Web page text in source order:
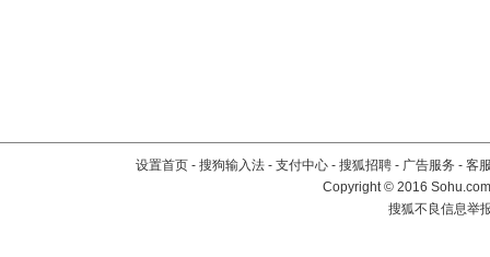
设置首页 - 搜狗输入法 - 支付中心 - 搜狐招聘 - 广告服务 - 客
Copyright©2016
搜狐不良信息举